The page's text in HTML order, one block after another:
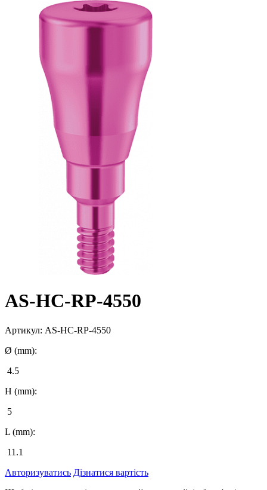
AS-HC-RP-4550
Артикул: AS-HC-RP-4550
Ø (mm):
4.5
H (mm):
5
L (mm):
11.1
Авторизуватись Дізнатися вартість